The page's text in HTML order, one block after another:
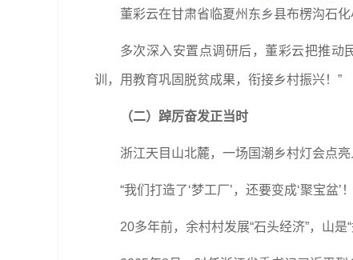
董彩云在甘肃省临夏州东乡县布楞沟石
多次深入安置点调研后，董彩云把推动
训，用教育巩固脱贫成果，衔接乡村振兴！”
（二）踔厉奋发正当时
浙江天目山北麓，一场国潮乡村灯会点亮
“我们打造了‘梦工厂’，还要变成‘聚宝
20多年前，余村村发展“石头经济”，山